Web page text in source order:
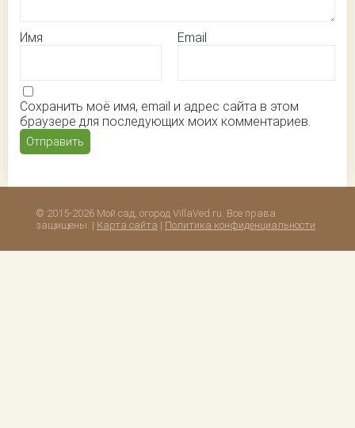
Имя Email
Сохранить моё имя, email и адрес сайта в этом
браузере для последующих моих комментариев.
© 2015-2026 Мой сад, огород VillaVed.ru. Все права
защищены. | Карта сайта | Политика конфиденциальности